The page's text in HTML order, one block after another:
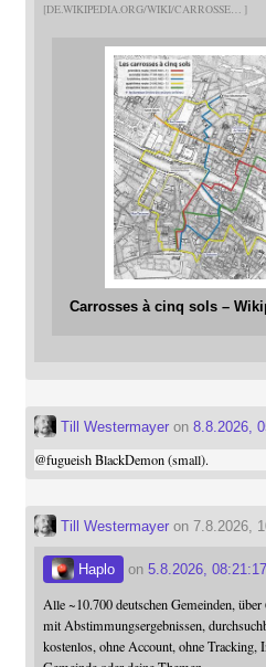
DE.WIKIPEDIA.ORG/WIKI/CARROSSE
Carrosses à cinq sols –
Till Westermayeron 8.8.2026,
@fugueishBlackDemon (small).
Till Westermayeron 7.8.2026,
Haplo on 5.8.2026, 08:21:17
Alle ~10.700 deutschen Gemeinden, über
mit Abstimmungsergebnissen,
kostenlos, ohne Account, ohne